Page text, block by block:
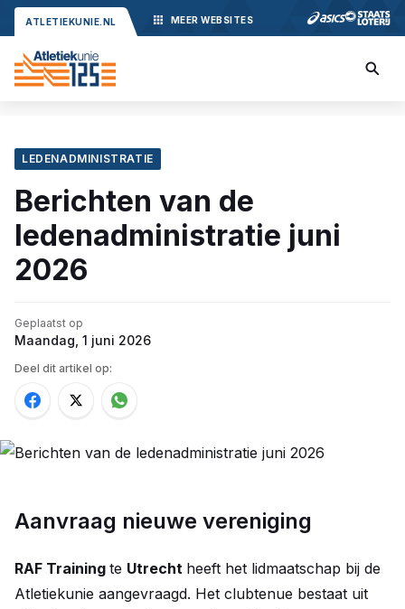
ATLETIEKUNIE.NL MEER WEBSITES
LEDENADMINISTRATIE
Berichten van de
ledenadministratie juni
2026
Geplaatst op
Maandag, 1 juni 2026
Deel dit artikel op:
Aanvraag nieuwe vereniging
RAF Training te Utrecht heeft het lidmaatschap bij de
Atletiekunie aangevraagd. Het clubtenue bestaat uit